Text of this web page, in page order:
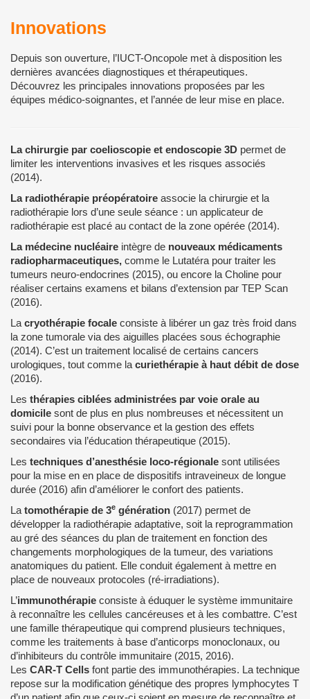
Innovations
Depuis son ouverture, l’IUCT-Oncopole met à disposition les
dernières avancées diagnostiques et thérapeutiques.
Découvrez les principales innovations proposées par les
équipes médico-soignantes, et l’année de leur mise en place.
La chirurgie par coelioscopie et endoscopie 3D permet de
limiter les interventions invasives et les risques associés
(2014).
La radiothérapie préopératoire associe la chirurgie et la
radiothérapie lors d’une seule séance : un applicateur de
radiothérapie est placé au contact de la zone opérée (2014).
La médecine nucléaire intègre de nouveaux médicaments
radiopharmaceutiques, comme le Lutatéra pour traiter les
tumeurs neuro-endocrines (2015), ou encore la Choline pour
réaliser certains examens et bilans d’extension par TEP Scan
(2016).
La cryothérapie focale consiste à libérer un gaz très froid dans
la zone tumorale via des aiguilles placées sous échographie
(2014). C’est un traitement localisé de certains cancers
urologiques, tout comme la curiethérapie à haut débit de dose
(2016).
Les thérapies ciblées administrées par voie orale au
domicile sont de plus en plus nombreuses et nécessitent un
suivi pour la bonne observance et la gestion des effets
secondaires via l’éducation thérapeutique (2015).
Les techniques d’anesthésie loco-régionale sont utilisées
pour la mise en en place de dispositifs intraveineux de longue
durée (2016) afin d’améliorer le confort des patients.
La tomothérapie de 3e génération (2017) permet de
développer la radiothérapie adaptative, soit la reprogrammation
au gré des séances du plan de traitement en fonction des
changements morphologiques de la tumeur, des variations
anatomiques du patient. Elle conduit également à mettre en
place de nouveaux protocoles (ré-irradiations).
L’immunothérapie consiste à éduquer le système immunitaire
à reconnaître les cellules cancéreuses et à les combattre. C’est
une famille thérapeutique qui comprend plusieurs techniques,
comme les traitements à base d’anticorps monoclonaux, ou
d’inhibiteurs du contrôle immunitaire (2015, 2016).
Les CAR-T Cells font partie des immunothérapies. La technique
repose sur la modification génétique des propres lymphocytes T